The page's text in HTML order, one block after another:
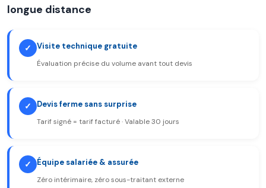
longue distance
✓ Visite technique gratuite
Évaluation précise du volume avant tout devis
✓ Devis ferme sans surprise
Tarif signé = tarif facturé · Valable 30 jours
✓ Équipe salariée & assurée
Zéro intérimaire, zéro sous-traitant externe